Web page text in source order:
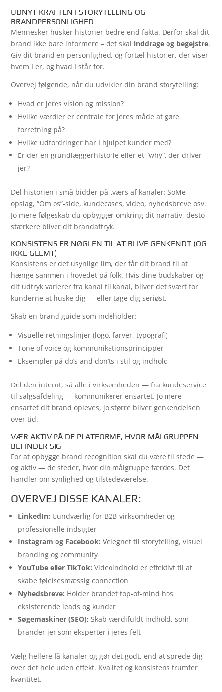
UDNYT KRAFTEN I STORYTELLING OG
BRANDPERSONLIGHED
Mennesker husker historier bedre end fakta. Derfor skal dit
brand ikke bare informere – det skal inddrage og begejstre.
Giv dit brand en personlighed, og fortæl historier, der viser
hvem I er, og hvad I står for.
Overvej følgende, når du udvikler din brand storytelling:
Hvad er jeres vision og mission?
Hvilke værdier er centrale for jeres måde at gøre
forretning på?
Hvilke udfordringer har I hjulpet kunder med?
Er der en grundlæggerhistorie eller et “why”, der driver
jer?
Del historien i små bidder på tværs af kanaler: SoMe-
opslag, “Om os”-side, kundecases, video, nyhedsbreve osv.
Jo mere følgeskab du opbygger omkring dit narrativ, desto
stærkere bliver dit brandaftryk.
KONSISTENS ER NØGLEN TIL AT BLIVE GENKENDT (OG
IKKE GLEMT)
Konsistens er det usynlige lim, der får dit brand til at
hænge sammen i hovedet på folk. Hvis dine budskaber og
dit udtryk varierer fra kanal til kanal, bliver det svært for
kunderne at huske dig — eller tage dig seriøst.
Skab en brand guide som indeholder:
Visuelle retningslinjer (logo, farver, typografi)
Tone of voice og kommunikationsprincipper
Eksempler på do’s and don’ts i stil og indhold
Del den internt, så alle i virksomheden — fra kundeservice
til salgsafdeling — kommunikerer ensartet. Jo mere
ensartet dit brand opleves, jo større bliver genkendelsen
over tid.
VÆR AKTIV PÅ DE PLATFORME, HVOR MÅLGRUPPEN
BEFINDER SIG
For at opbygge brand recognition skal du være til stede —
og aktiv — de steder, hvor din målgruppe færdes. Det
handler om synlighed og tilstedeværelse.
OVERVEJ DISSE KANALER:
LinkedIn: Uundværlig for B2B-virksomheder og
professionelle indsigter
Instagram og Facebook: Velegnet til storytelling, visuel
branding og community
YouTube eller TikTok: Videoindhold er effektivt til at
skabe følelsesmæssig connection
Nyhedsbreve: Holder brandet top-of-mind hos
eksisterende leads og kunder
Søgemaskiner (SEO): Skab værdifuldt indhold, som
brander jer som eksperter i jeres felt
Vælg hellere få kanaler og gør det godt, end at sprede dig
over det hele uden effekt. Kvalitet og konsistens trumfer
kvantitet.